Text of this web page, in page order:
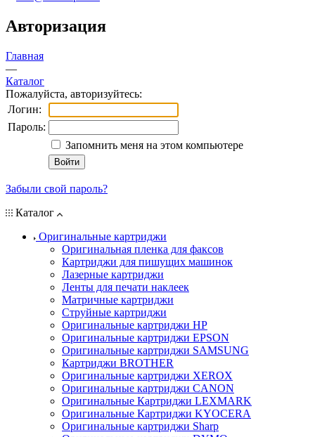
Авторизация
Главная
—
Каталог
Пожалуйста, авторизуйтесь:
Логин:
Пароль:
Запомнить меня на этом компьютере
Забыли свой пароль?
Каталог
Оригинальные картриджи
Оригинальная пленка для факсов
Картриджи для пишущих машинок
Лазерные картриджи
Ленты для печати наклеек
Матричные картриджи
Струйные картриджи
Оригинальные картриджи HP
Оригинальные картриджи EPSON
Оригинальные картриджи SAMSUNG
Картриджи BROTHER
Оригинальные картриджи XEROX
Оригинальные картриджи CANON
Оригинальные Картриджи LEXMARK
Оригинальные Картриджи KYOCERA
Оригинальные картриджи Sharp